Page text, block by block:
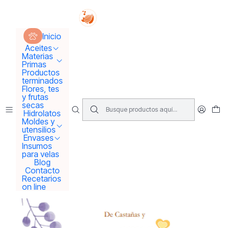
Inicio
Aceites
Materias
Primas
Productos
terminados
Flores, tes
y frutas
secas
Hidrolatos
Moldes y
utensilios
Envases
Insumos
para velas
Blog
Contacto
Recetarios
on line
Tus sueños se concretan aquí !!!
Recetas y formulaciones para preparar en casa